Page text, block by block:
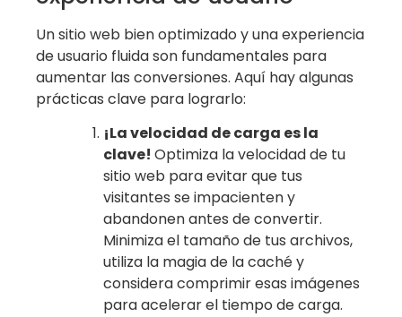
Un sitio web bien optimizado y una experiencia
de usuario fluida son fundamentales para
aumentar las conversiones. Aquí hay algunas
prácticas clave para lograrlo:
¡La velocidad de carga es la
clave! Optimiza la velocidad de tu
sitio web para evitar que tus
visitantes se impacienten y
abandonen antes de convertir.
Minimiza el tamaño de tus archivos,
utiliza la magia de la caché y
considera comprimir esas imágenes
para acelerar el tiempo de carga.